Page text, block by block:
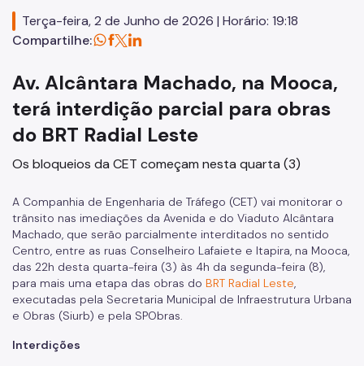
Serviços
Defesa da Autuação (CDA)
Junta Administrativa (JARI)
Transporte de Carga
Transporte de Produtos Perigosos
Notícias
Terça-feira, 2 de Junho de 2026 | Horário: 19:18
Compartilhe:
Av. Alcântara Machado, na Mooca,
terá interdição parcial para obras
do BRT Radial Leste
Os bloqueios da CET começam nesta quarta (3)
A Companhia de Engenharia de Tráfego (CET) vai monitorar o
trânsito nas imediações da Avenida e do Viaduto Alcântara
Machado, que serão parcialmente interditados no sentido
Centro, entre as ruas Conselheiro Lafaiete e Itapira, na Mooca,
das 22h desta quarta-feira (3) às 4h da segunda-feira (8),
para mais uma etapa das obras do BRT Radial Leste,
executadas pela Secretaria Municipal de Infraestrutura Urbana
e Obras (Siurb) e pela SPObras.
Interdições